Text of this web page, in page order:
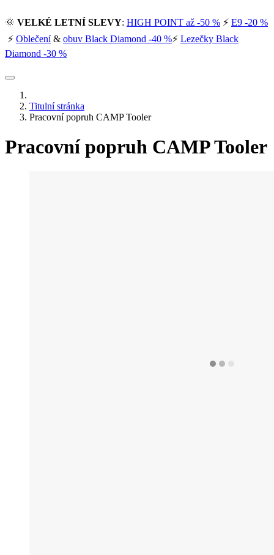
🌞 VELKÉ LETNÍ SLEVY: HIGH POINT až -50 % ⚡ E9 -20 %
⚡ Oblečení& obuv Black Diamond -40 %⚡ Lezečky Black
Diamond -30 %
Titulní stránka
Pracovní popruh CAMP Tooler
Pracovní popruh CAMP Tooler